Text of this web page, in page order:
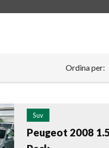
Ordina per:
Suv
Peugeot 2008